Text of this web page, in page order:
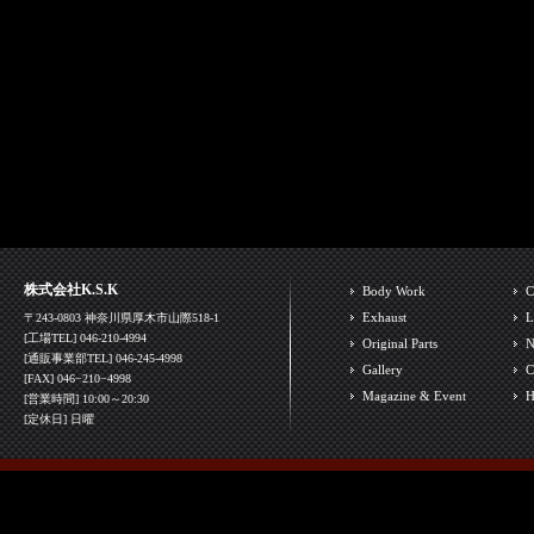
株式会社K.S.K
〒243-0803 神奈川県厚木市山際518-1
[工場TEL] 046-210-4994
[通販事業部TEL] 046-245-4998
[FAX] 046−210−4998
[営業時間] 10:00～20:30
[定休日] 日曜
Body Work
Exhaust
Original Parts
Gallery
Magazine & Event